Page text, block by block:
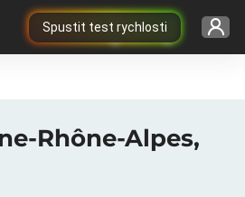
Spustit test rychlosti
Rhône-Alpes,